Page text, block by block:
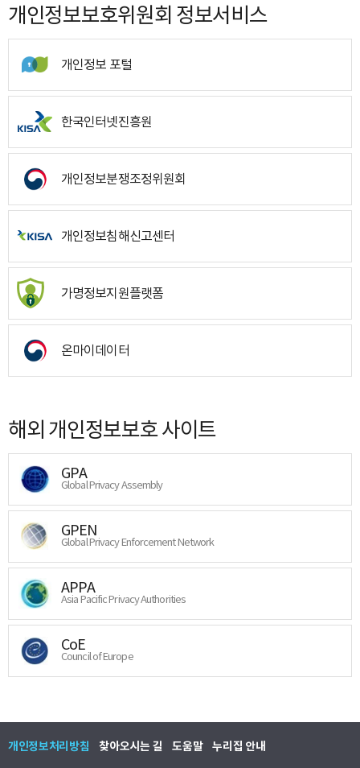
개인정보보호위원회 정보서비스
개인정보 포털
한국인터넷진흥원
개인정보분쟁조정위원회
개인정보침해신고센터
가명정보지원플랫폼
온마이데이터
해외 개인정보보호 사이트
GPA
Global Privacy Assembly
GPEN
Global Privacy Enforcement Network
APPA
Asia Pacific Privacy Authorities
CoE
Council of Europe
개인정보처리방침 찾아오시는 길 도움말 누리집 안내